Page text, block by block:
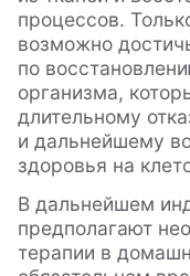
процессов.
возможно
по
организма,
длительному
и дальнейшему
здоровья на
В дальнейшем
предполагают
терапии в